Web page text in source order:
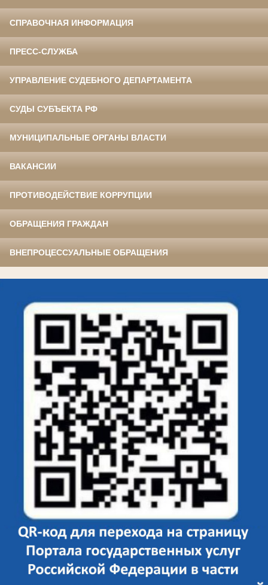
СПРАВОЧНАЯ ИНФОРМАЦИЯ
ПРЕСС-СЛУЖБА
УПРАВЛЕНИЕ СУДЕБНОГО ДЕПАРТАМЕНТА
СУДЫ СУБЪЕКТА РФ
МУНИЦИПАЛЬНЫЕ ОРГАНЫ ВЛАСТИ
ВАКАНСИИ
ПРОТИВОДЕЙСТВИЕ КОРРУПЦИИ
ОБРАЩЕНИЯ ГРАЖДАН
ВНЕПРОЦЕССУАЛЬНЫЕ ОБРАЩЕНИЯ